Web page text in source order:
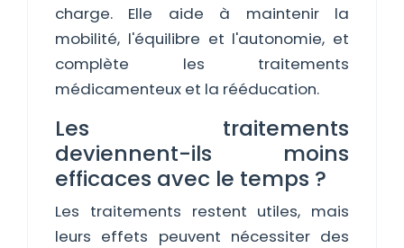
charge. Elle aide à maintenir la
mobilité, l'équilibre et l'autonomie, et
complète les traitements
médicamenteux et la rééducation.
Les traitements
deviennent-ils moins
efficaces avec le temps ?
Les traitements restent utiles, mais
leurs effets peuvent nécessiter des